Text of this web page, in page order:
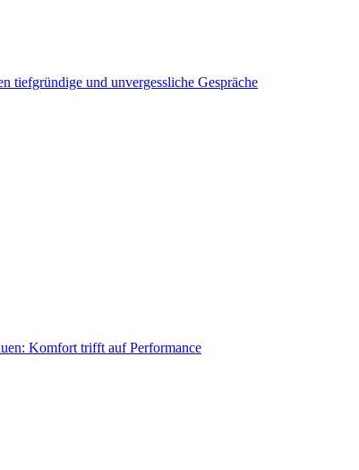
tiefgründige und unvergessliche Gespräche
Komfort trifft auf Performance